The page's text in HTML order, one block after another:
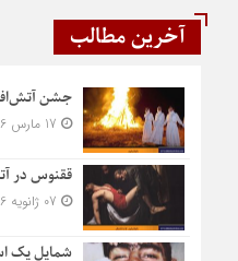
آخرین مطالب
جشن
ققنوس در
شمایل یک